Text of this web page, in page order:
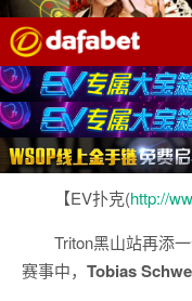
【EV扑克(http://
Triton黑山站再添
赛事中， Tobias